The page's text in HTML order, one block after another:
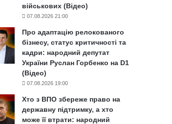
військових (Відео)
07.08.2026 21:00
Про адаптацію релокованого
бізнесу, статус критичності та
кадри: народний депутат
України Руслан Горбенко на D1
(Відео)
07.08.2026 19:00
Хто з ВПО збереже право на
державну підтримку, а хто
може її втрати: народний